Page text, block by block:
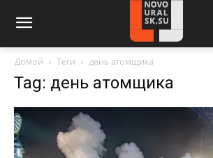
Домой Теги день атомщика
Tag: день атомщика